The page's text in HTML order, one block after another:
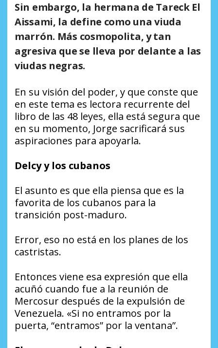
Sin embargo, la hermana de Tareck El
Aissami, la define como una viuda
marrón. Más cosmopolita, y tan
agresiva que se lleva por delante a las
viudas negras.
En su visión del poder, y que conste que
en este tema es lectora recurrente del
libro de las 48 leyes, ella está segura que
en su momento, Jorge sacrificará sus
aspiraciones para apoyarla.
Delcy y los cubanos
El asunto es que ella piensa que es la
favorita de los cubanos para la
transición post-maduro.
Error, eso no está en los planes de los
castristas.
Entonces viene esa expresión que ella
acuñó cuando fue a la reunión de
Mercosur después de la expulsión de
Venezuela. «Si no entramos por la
puerta, “entramos” por la ventana”.